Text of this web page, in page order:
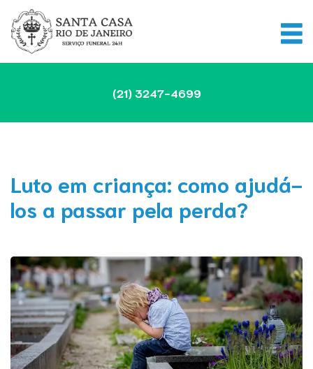
(21)3247-4699
Luto em criança: como ajudá-
los a passar pela perda?